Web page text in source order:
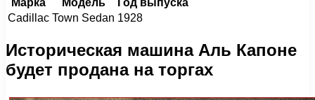
Марка Модель
Год выпуска
Cadillac Town Sedan 1928
Историческая машина Аль Капоне
будет продана на торгах